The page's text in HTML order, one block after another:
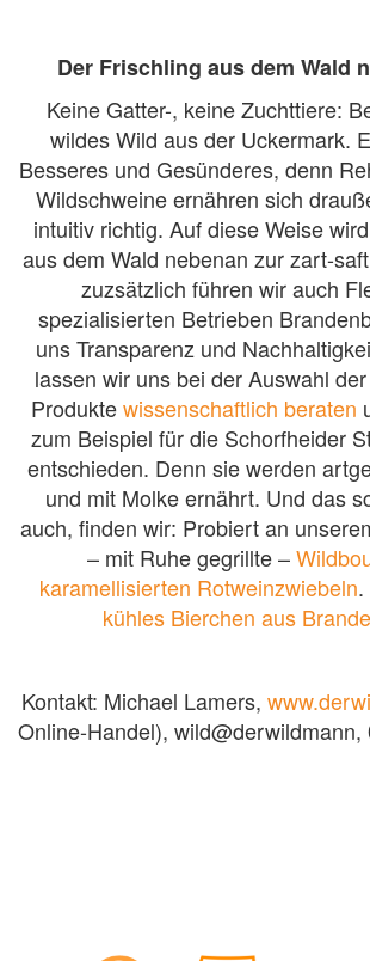
Der Frischling aus dem Wald
Keine Gatter-, keine Zuchttiere:
wildes Wild aus der Uckermark.
Besseres und Gesünderes, denn
Wildschweine ernähren sich
intuitiv richtig. Auf diese Weise
aus dem Wald nebenan zur zart-
zuzsätzlich führen wir auch
spezialisierten Betrieben
uns Transparenz und
lassen wir uns bei der Auswahl
Produktewissenschaftlich beraten
zum Beispiel für die Schorfheider
entschieden. Denn sie werden
und mit Molke ernährt. Und das
auch, finden wir: Probiert an
– mit Ruhe gegrillte –
karamellisierten Rotweinzwiebeln.
kühles Bierchen aus
Kontakt: Michael Lamers,
Online-Handel), wild@derwildmann,